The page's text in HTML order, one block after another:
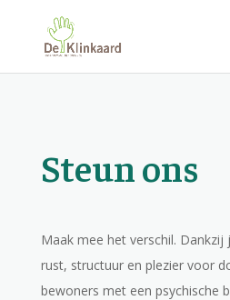
Steun ons
Maak mee het verschil.
rust, structuur en plezier voor
bewoners met een psychische